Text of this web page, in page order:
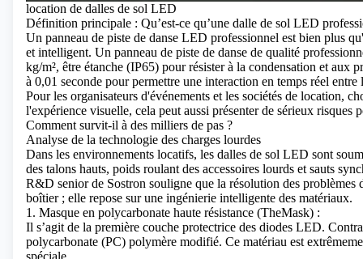
location de dalles de sol LED
Définition principale : Qu’est-ce qu’une dalle de sol LED
Un panneau de piste de danse LED professionnel est bien plus
et intelligent. Un panneau de piste de danse de qualité
kg/m², être étanche (IP65) pour résister à la condensation et aux
à 0,01 seconde pour permettre une interaction en temps réel entre
Pour les organisateurs d'événements et les sociétés de location,
l'expérience visuelle, cela peut aussi présenter de sérieux risques
Comment survit-il à des milliers de pas ?
Analyse de la technologie des charges lourdes
Dans les environnements locatifs, les dalles de sol LED sont
des talons hauts, poids roulant des accessoires lourds et sauts
R&D senior de Sostron souligne que la résolution des problèmes
boîtier ; elle repose sur une ingénierie intelligente des matériaux.
1. Masque en polycarbonate haute résistance (TheMask) :
Il s’agit de la première couche protectrice des diodes LED.
polycarbonate (PC) polymère modifié. Ce matériau est
spéciale.